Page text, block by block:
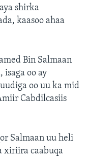
shirka
kaasoo ahaa
Bin Salmaan
isaga oo ay
oo uu ka mid
Cabdilcasiis
Salmaan uu heli
xiriira caabuqa